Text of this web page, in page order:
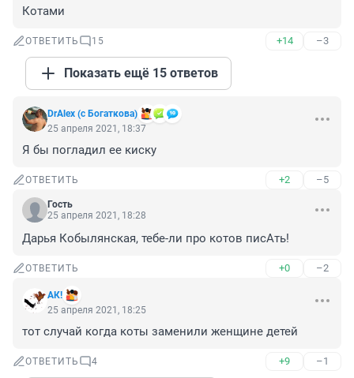
Котами
ОТВЕТИТЬ 15 +14 –3
Показать ещё 15 ответов
DrAlex (с Богаткова)
25 апреля 2021, 18:37
Я бы погладил ее киску
ОТВЕТИТЬ +2 –5
Гость
25 апреля 2021, 18:28
Дарья Кобылянская, тебе-ли про котов писАть!
ОТВЕТИТЬ +0 –2
АК!
25 апреля 2021, 18:25
тот случай когда коты заменили женщине детей
ОТВЕТИТЬ 4 +9 –1